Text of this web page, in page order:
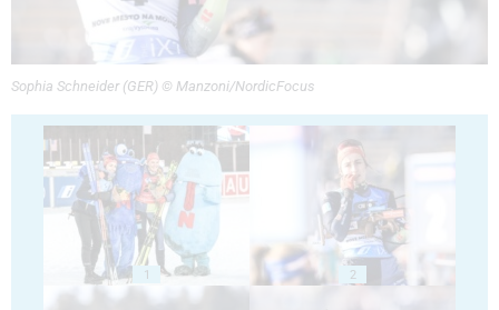
Sophia Schneider (GER) © Manzoni/NordicFocus
1 2